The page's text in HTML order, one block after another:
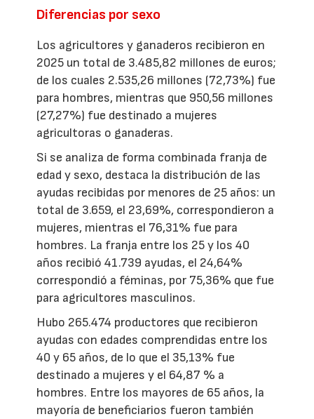
Diferencias por sexo
Los agricultores y ganaderos recibieron en
2025 un total de 3.485,82 millones de euros;
de los cuales 2.535,26 millones (72,73%) fue
para hombres, mientras que 950,56 millones
(27,27%) fue destinado a mujeres
agricultoras o ganaderas.
Si se analiza de forma combinada franja de
edad y sexo, destaca la distribución de las
ayudas recibidas por menores de 25 años: un
total de 3.659, el 23,69%, correspondieron a
mujeres, mientras el 76,31% fue para
hombres. La franja entre los 25 y los 40
años recibió 41.739 ayudas, el 24,64%
correspondió a féminas, por 75,36% que fue
para agricultores masculinos.
Hubo 265.474 productores que recibieron
ayudas con edades comprendidas entre los
40 y 65 años, de lo que el 35,13% fue
destinado a mujeres y el 64,87 % a
hombres. Entre los mayores de 65 años, la
mayoría de beneficiarios fueron también